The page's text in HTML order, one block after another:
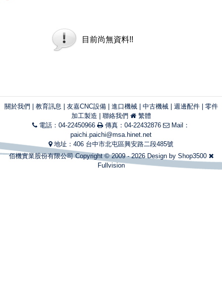
目前尚無資料!!
關於我們 教育訊息 友嘉CNC設備| 進口機械| 中古機械| 週邊配件| 零件
加工製造
聯絡我們
繁體
電話：04-22450966
傳真：04-22432876
Mail：
paichi.paichi@msa.hinet.net
地址：406 台中市北屯區興安路二段485號
佰機實業股份有限公司 Copyright © 2009 - 2026 Design by Shop3500
Fullvision